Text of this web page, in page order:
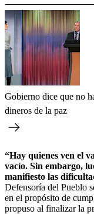
Gobierno dice que no
dineros de la paz
“Hay quienes ven el
vacío. Sin embargo,
manifiesto las
Defensoría del Pueblo
en el propósito de
propuso al finalizar la